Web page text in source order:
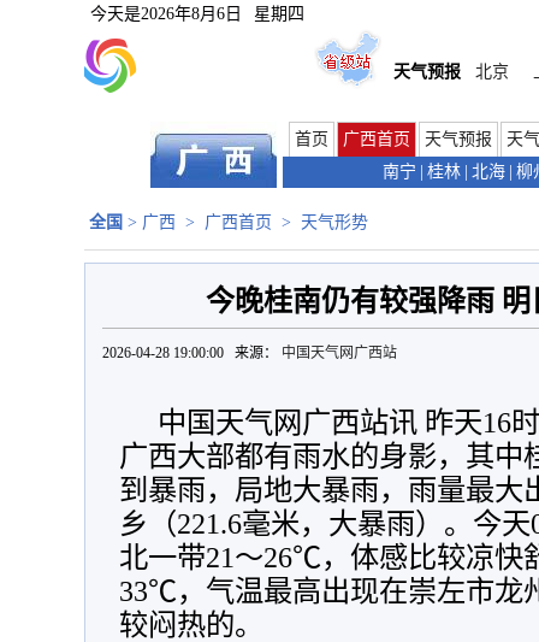
今天是2026年8月6日 星期四
天气预报 北京
首页 广西首页 天气预报
天
南宁
桂林 北海 柳
全国 > 广西 > 广西首页 > 天气形势
今晚桂南仍有较强降雨
2026-04-28 19:00:00 来源： 中国天气网广西站
中国天气网广西站讯 昨天16
广西大部都有雨水的身影，其中
到暴雨，局地大暴雨，雨量最大
乡（221.6毫米，大暴雨）。今
北一带21～26℃，体感比较凉快
33℃，气温最高出现在崇左市龙
较闷热的。